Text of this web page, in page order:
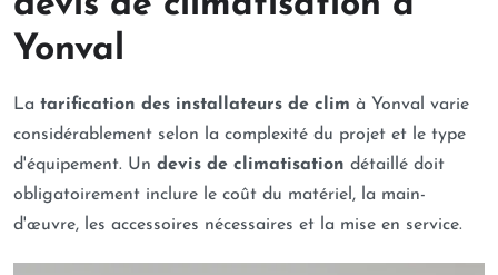
Yonval
La tarification des installateurs de clim à Yonval varie
considérablement selon la complexité du projet et le type
d'équipement. Un devis de climatisation détaillé doit
obligatoirement inclure le coût du matériel, la main-
d'œuvre, les accessoires nécessaires et la mise en service.